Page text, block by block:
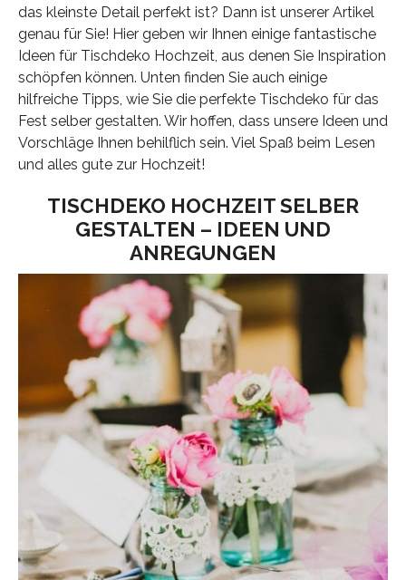
das kleinste Detail perfekt ist? Dann ist unserer Artikel
genau für Sie! Hier geben wir Ihnen einige fantastische
Ideen für Tischdeko Hochzeit, aus denen Sie Inspiration
schöpfen können. Unten finden Sie auch einige
hilfreiche Tipps, wie Sie die perfekte Tischdeko für das
Fest selber gestalten. Wir hoffen, dass unsere Ideen und
Vorschläge Ihnen behilflich sein. Viel Spaß beim Lesen
und alles gute zur Hochzeit!
TISCHDEKO HOCHZEIT SELBER
GESTALTEN – IDEEN UND
ANREGUNGEN